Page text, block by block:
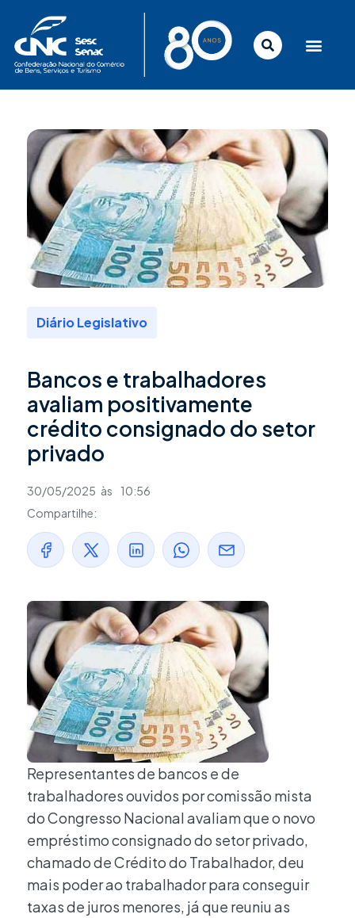
conteúdo
Diário Legislativo
Bancos e trabalhadores
avaliam positivamente
crédito consignado do setor
privado
30/05/2025 às
10:56
Compartilhe:
Representantes de bancos e de
trabalhadores ouvidos por comissão mista
do Congresso Nacional avaliam que o novo
empréstimo consignado do setor privado,
chamado de Crédito do Trabalhador, deu
mais poder ao trabalhador para conseguir
taxas de juros menores, já que reuniu as